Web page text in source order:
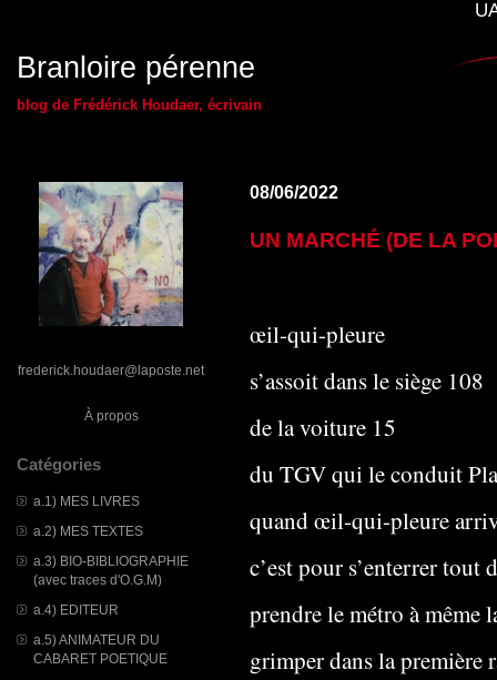
Branloire pérenne
blog de Frédérick Houdaer, écrivain
frederick.houdaer@laposte.net
À propos
Catégories
a.1) MES LIVRES
a.2) MES TEXTES
a.3) BIO-BIBLIOGRAPHIE
(avec traces d'O.G.M)
a.4) EDITEUR
a.5) ANIMATEUR DU
CABARET POETIQUE
08/06/2022
UN MARCHÉ (DE LA
œil-qui-pleure
s’assoit dans le siège 108
de la voiture 15
du TGV qui le conduit
quand œil-qui-pleure
c’est pour s’enterrer tout
prendre le métro à même
grimper dans la première